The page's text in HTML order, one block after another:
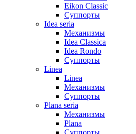
Eikon Classic
Суппорты
Idea seria
Механизмы
Idea Classica
Idea Rondo
Суппорты
Linea
Linea
Механизмы
Суппорты
Plana seria
Механизмы
Plana
Суппорты